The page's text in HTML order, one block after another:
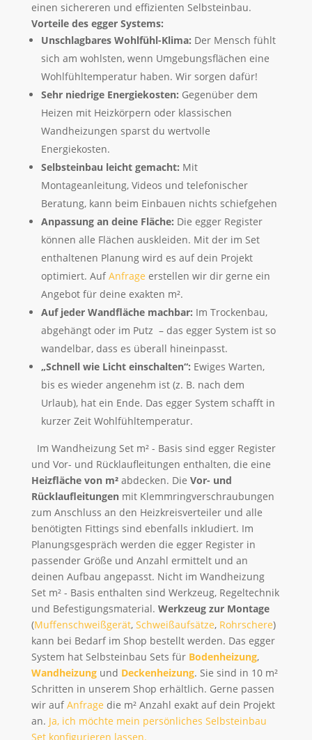
einen sichereren und effizienten Selbsteinbau.
Vorteile des egger Systems:
Unschlagbares Wohlfühl-Klima: Der Mensch fühlt
sich am wohlsten, wenn Umgebungsflächen eine
Wohlfühltemperatur haben. Wir sorgen dafür!
Sehr niedrige Energiekosten: Gegenüber dem
Heizen mit Heizkörpern oder klassischen
Wandheizungen sparst du wertvolle
Energiekosten.
Selbsteinbau leicht gemacht: Mit
Montageanleitung, Videos und telefonischer
Beratung, kann beim Einbauen nichts schiefgehen
Anpassung an deine Fläche: Die egger Register
können alle Flächen auskleiden. Mit der im Set
enthaltenen Planung wird es auf dein Projekt
optimiert. AufAnfrage erstellen wir dir gerne ein
Angebot für deine exakten m².
Auf jeder Wandfläche machbar: Im Trockenbau,
abgehängt oder im Putz – das egger System ist so
wandelbar, dass es überall hineinpasst.
„Schnell wie Licht einschalten“: Ewiges Warten,
bis es wieder angenehm ist (z. B. nach dem
Urlaub), hat ein Ende. Das egger System schafft in
kurzer Zeit Wohlfühltemperatur.
Im Wandheizung Set m² - Basis sind egger Register
und Vor- und Rücklaufleitungen enthalten, die eine
Heizfläche von m²abdecken. Die Vor- und
Rücklaufleitungen mit Klemmringverschraubungen
zum Anschluss an den Heizkreisverteiler und alle
benötigten Fittings sind ebenfalls inkludiert. Im
Planungsgespräch werden die egger Register in
passender Größe und Anzahl ermittelt und an
deinen Aufbau angepasst. Nicht im Wandheizung
Set m² - Basis enthalten sind Werkzeug, Regeltechnik
und Befestigungsmaterial. Werkzeug zur Montage
(Muffenschweißgerät, Schweißaufsätze, Rohrschere)
kann bei Bedarf im Shop bestellt werden. Das egger
System hat Selbsteinbau Sets für Bodenheizung,
Wandheizung und Deckenheizung. Sie sind in 10 m²
Schritten in unserem Shop erhältlich. Gerne passen
wir aufAnfrage die m² Anzahl exakt auf dein Projekt
an. Ja, ich möchte mein persönliches Selbsteinbau
Set konfigurieren lassen.